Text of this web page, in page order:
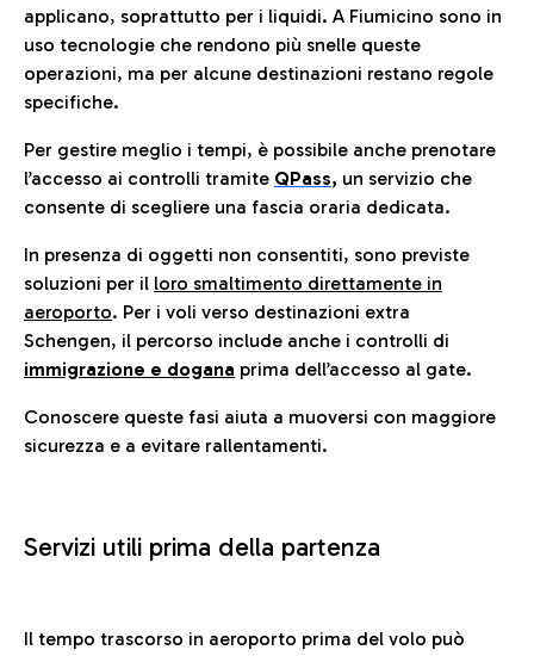
applicano, soprattutto per i liquidi. A Fiumicino sono in
uso tecnologie che rendono più snelle queste
operazioni, ma per alcune destinazioni restano regole
specifiche.
Per gestire meglio i tempi, è possibile anche prenotare
l’accesso ai controlli tramite QPass, un servizio che
consente di scegliere una fascia oraria dedicata.
In presenza di oggetti non consentiti, sono previste
soluzioni per il loro smaltimento direttamente in
aeroporto. Per i voli verso destinazioni extra
Schengen, il percorso include anche i controlli di
immigrazione e dogana prima dell’accesso al gate.
Conoscere queste fasi aiuta a muoversi con maggiore
sicurezza e a evitare rallentamenti.
Servizi utili prima della partenza
Il tempo trascorso in aeroporto prima del volo può